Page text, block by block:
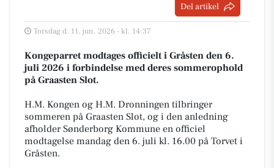
Del artikel
Torsdag d. 11. jun. 2026 - kl. 14:37
Kongeparret modtages officielt i Gråsten den 6.
juli 2026 i forbindelse med deres sommerophold
på Graasten Slot.
H.M. Kongen og H.M. Dronningen tilbringer
sommeren på Graasten Slot, og i den anledning
afholder Sønderborg Kommune en officiel
modtagelse mandag den 6. juli kl. 16.00 på Torvet i
Gråsten.